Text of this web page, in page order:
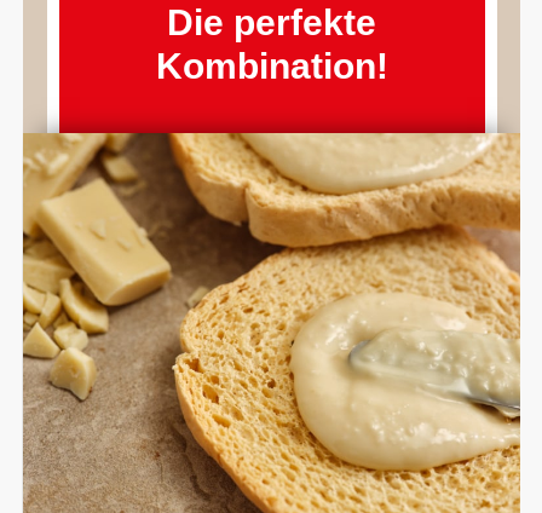
Die perfekte
Kombination!